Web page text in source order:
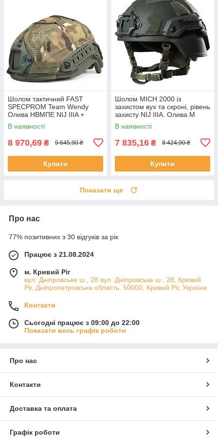
Шолом тактичний FAST
SPECPROM Team Wendy
Олива НВМПЕ NIJ IIIA +
кавер мультикам M (55-57
см)
В наявності
8 970,69 ₴ 9 645,90 ₴
Купити
Шолом MICH 2000 із
захистом вух та скроні, рівень
захисту NIJ IIIA. Олива M
В наявності
7 835,16 ₴ 8 424,90 ₴
Купити
Показати ще
Про нас
77% позитивних з 30 відгуків за рік
Працює з 21.08.2024
м. Кривий Ріг
вул. Дніпровське ш., 28 вул. Дніпровське ш., 28, Кривий
Ріг, Дніпропетровська область, 50000, Кривий Ріг, Україна
Контакти
Сьогодні працює з 09:00 до 22:00
Показати весь графік роботи
Про нас
Контакти
Доставка та оплата
Графік роботи